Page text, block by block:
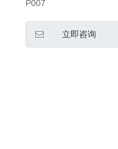
P007
立即咨询